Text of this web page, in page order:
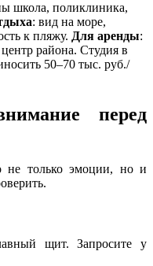
школа, поликлиника,
: вид на море,
к пляжу. Для аренды:
района. Студия в
50–70 тыс. руб./
перед
только эмоции, но и
щит. Запросите у